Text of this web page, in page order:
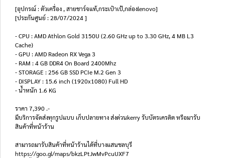
[อุปกรณ์ : ตัวเครื่อง , สายชาร์จแท้,กระเป๋าเป้,กล่องlenovo]
[ประกันศูนย์ : 28/07/2024 ]
- CPU : AMD Athlon Gold 3150U (2.60 GHz up to 3.30 GHz, 4 MB L3
Cache)
- GPU : AMD Radeon RX Vega 3
- RAM : 4 GB DDR4 On Board 2400Mhz
- STORAGE : 256 GB SSD PCIe M.2 Gen 3
- DISPLAY : 15.6 inch (1920x1080) Full HD
- น้ำหนัก 1.6 KG
ราคา 7,390 .-
มีบริการจัดส่งทุกรูปแบบ เก็บปลายทาง ส่งด่วนkerry รับบัตรเครดิต หรือมารับ
สินค้าที่หน้าร้าน
สามารถมารับสินค้าที่หน้าร้านได้ที่บางแสนชลบุรี
https://goo.gl/maps/bkzLPtJwMvPcuUXF7